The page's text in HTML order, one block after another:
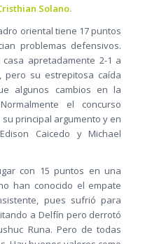
Solano.
oriental tiene 17 puntos
problemas defensivos.
apretadamente 2-1 a
pero su estrepitosa caída
algunos cambios en la
el concurso
principal argumento y en
Caicedo y Michael
con 15 puntos en una
han conocido el empate
pues sufrió para
a Delfín pero derrotó
Runa. Pero de todas